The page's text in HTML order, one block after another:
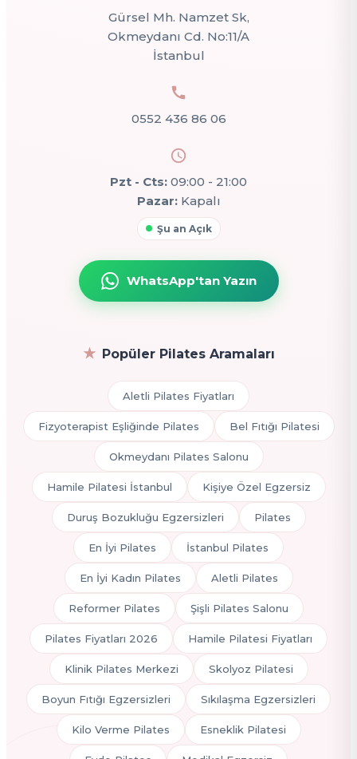
Gürsel Mh. Namzet Sk,
Okmeydanı Cd. No:11/A
İstanbul
0552 436 86 06
Pzt - Cts: 09:00 - 21:00
Pazar:Kapalı
Şu an Açık
WhatsApp'tan Yazın
Popüler Pilates Aramaları
Aletli Pilates Fiyatları
Fizyoterapist Eşliğinde Pilates Bel Fıtığı Pilatesi
Okmeydanı Pilates Salonu
Hamile Pilatesi İstanbul Kişiye Özel Egzersiz
Duruş Bozukluğu Egzersizleri Pilates
En İyi Pilates İstanbul Pilates
En İyi Kadın Pilates Aletli Pilates
Reformer Pilates Şişli Pilates Salonu
Pilates Fiyatları 2026 Hamile Pilatesi Fiyatları
Klinik Pilates Merkezi Skolyoz Pilatesi
Boyun Fıtığı Egzersizleri Sıkılaşma Egzersizleri
Kilo Verme Pilates Esneklik Pilatesi